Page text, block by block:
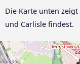
Die Karte unten
und Carlisle findest.